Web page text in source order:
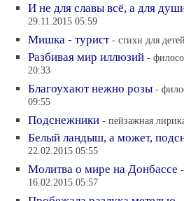
И не для славы всё, а для
29.11.2015 05:59
Мишка - турист - стихи для
Разбивая мир иллюзий -
20:33
Благоухают нежно розы -
09:55
Подснежники - пейзажная
Белый ландыш, а может,
22.02.2015 05:55
Молитва о мире на Донбассе
16.02.2015 05:57